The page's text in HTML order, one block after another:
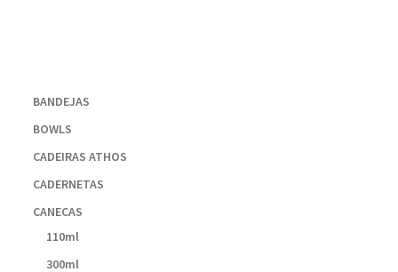
BANDEJAS
BOWLS
CADEIRAS ATHOS
CADERNETAS
CANECAS
110ml
300ml